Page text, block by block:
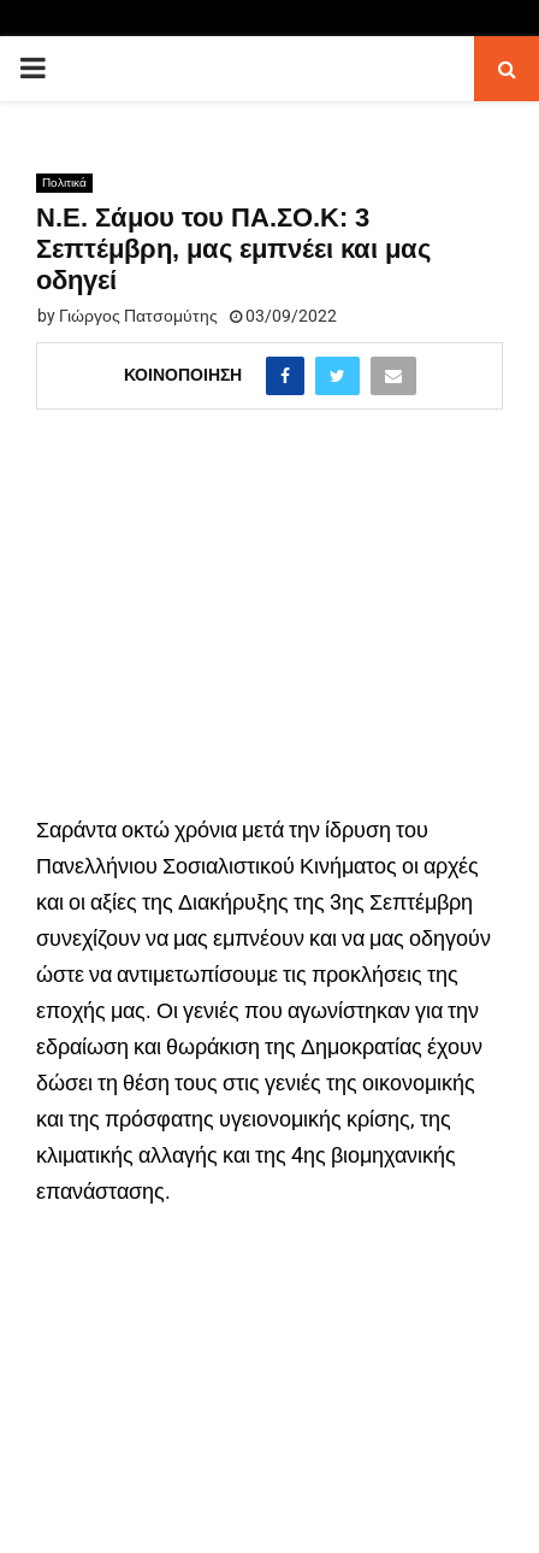
PRIMARY
Πολιτικά
Ν.Ε. Σάμου του ΠΑ.ΣΟ.Κ: 3
Σεπτέμβρη, μας εμπνέει και μας
οδηγεί
by Γιώργος Πατσομύτης 03/09/2022
ΚΟΙΝΟΠΟΊΗΣΗ
Σαράντα οκτώ χρόνια μετά την ίδρυση του
Πανελλήνιου Σοσιαλιστικού Κινήματος οι αρχές
και οι αξίες της Διακήρυξης της 3ης Σεπτέμβρη
συνεχίζουν να μας εμπνέουν και να μας οδηγούν
ώστε να αντιμετωπίσουμε τις προκλήσεις της
εποχής μας. Οι γενιές που αγωνίστηκαν για την
εδραίωση και θωράκιση της Δημοκρατίας έχουν
δώσει τη θέση τους στις γενιές της οικονομικής
και της πρόσφατης υγειονομικής κρίσης, της
κλιματικής αλλαγής και της 4ης βιομηχανικής
επανάστασης.